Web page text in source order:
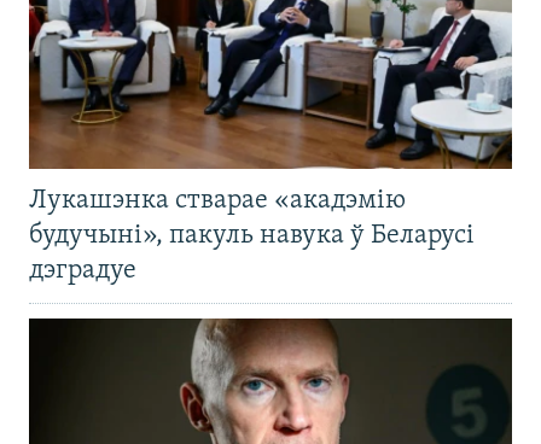
Лукашэнка стварае «акадэмію
будучыні», пакуль навука ў Беларусі
дэградуе